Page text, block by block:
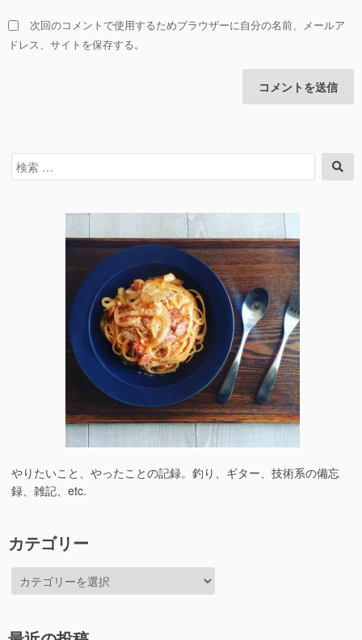
次回のコメントで使用するためブラウザーに自分の名前、メールア
ドレス、サイトを保存する。
検
索
索
やりたいこと、やったことの記録。釣り、ギター、技術系の備忘
録、雑記、etc.
カテゴリー
テ